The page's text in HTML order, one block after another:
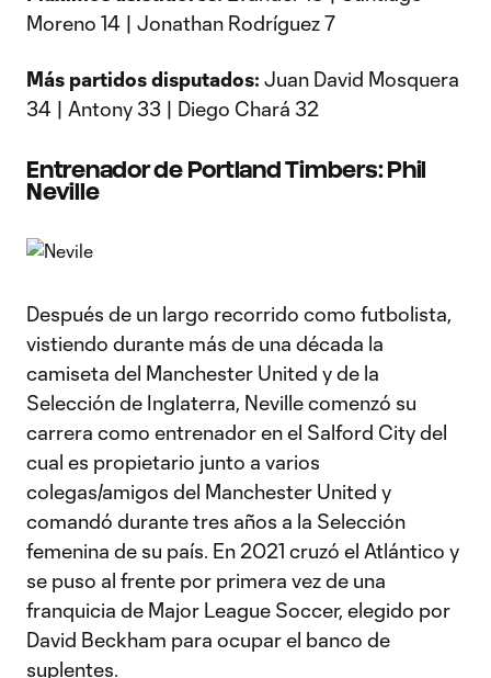
Moreno 14 | Jonathan Rodríguez 7
Más partidos disputados: Juan David Mosquera
34 | Antony 33 | Diego Chará 32
Entrenador de Portland Timbers: Phil
Neville
Después de un largo recorrido como futbolista,
vistiendo durante más de una década la
camiseta del Manchester United y de la
Selección de Inglaterra, Neville comenzó su
carrera como entrenador en el Salford City del
cual es propietario junto a varios
colegas/amigos del Manchester United y
comandó durante tres años a la Selección
femenina de su país. En 2021 cruzó el Atlántico y
se puso al frente por primera vez de una
franquicia de Major League Soccer, elegido por
David Beckham para ocupar el banco de
suplentes.